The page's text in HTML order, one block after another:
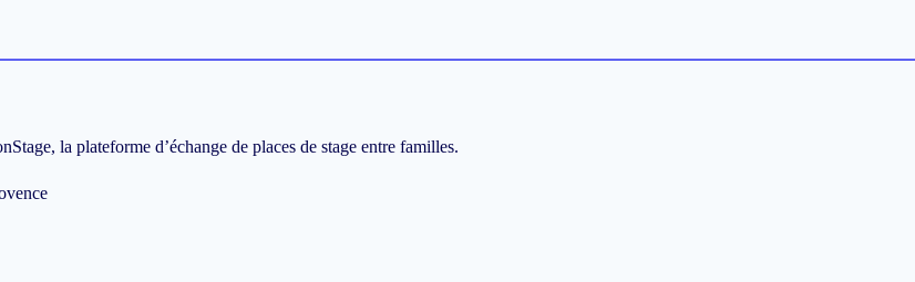
, la plateforme d’échange de places de stage entre familles.